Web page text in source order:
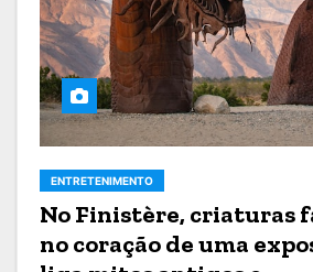
ENTRETENIMENTO
No Finistère, criaturas
no coração de uma